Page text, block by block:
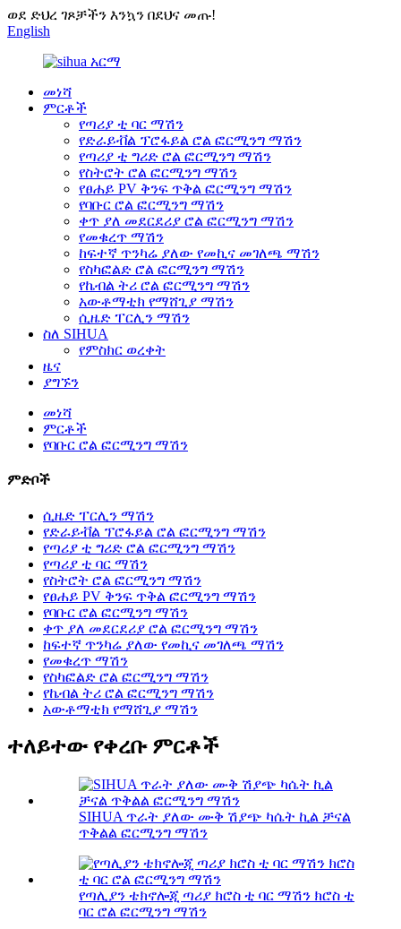
ወደ ድህረ ገጾቻችን እንኳን በደህና መጡ!
English
መነሻ
ምርቶች
የጣሪያ ቲ ባር ማሽን
የድራይቭል ፕሮፋይል ሮል ፎርሚንግ ማሽን
የጣሪያ ቲ ግሪድ ሮል ፎርሚንግ ማሽን
የስትሮት ሮል ፎርሚንግ ማሽን
የፀሐይ PV ቅንፍ ጥቅል ፎርሚንግ ማሽን
የባቡር ሮል ፎርሚንግ ማሽን
ቀጥ ያለ መደርደሪያ ሮል ፎርሚንግ ማሽን
የመቁረጥ ማሽን
ከፍተኛ ጥንካሬ ያለው የመኪና መገለጫ ማሽን
የስካፎልድ ሮል ፎርሚንግ ማሽን
የኬብል ትሪ ሮል ፎርሚንግ ማሽን
አውቶማቲክ የማሸጊያ ማሽን
ሲዜድ ፐርሊን ማሽን
ስለ SIHUA
የምስክር ወረቀት
ዜና
ያግኙን
መነሻ
ምርቶች
የባቡር ሮል ፎርሚንግ ማሽን
ምድቦች
ሲዜድ ፐርሊን ማሽን
የድራይቭል ፕሮፋይል ሮል ፎርሚንግ ማሽን
የጣሪያ ቲ ግሪድ ሮል ፎርሚንግ ማሽን
የጣሪያ ቲ ባር ማሽን
የስትሮት ሮል ፎርሚንግ ማሽን
የፀሐይ PV ቅንፍ ጥቅል ፎርሚንግ ማሽን
የባቡር ሮል ፎርሚንግ ማሽን
ቀጥ ያለ መደርደሪያ ሮል ፎርሚንግ ማሽን
ከፍተኛ ጥንካሬ ያለው የመኪና መገለጫ ማሽን
የመቁረጥ ማሽን
የስካፎልድ ሮል ፎርሚንግ ማሽን
የኬብል ትሪ ሮል ፎርሚንግ ማሽን
አውቶማቲክ የማሸጊያ ማሽን
ተለይተው የቀረቡ ምርቶች
SIHUA ጥራት ያለው ሙቅ ሽያጭ ካሴት ኪል ቻናል
ጥቅልል ​​ፎርሚንግ ማሽን
የጣሊያን ቴክኖሎጂ ጣሪያ ክሮስ ቲ ባር ማሽን ክሮስ ቲ
ባር ሮል ፎርሚንግ ማሽን